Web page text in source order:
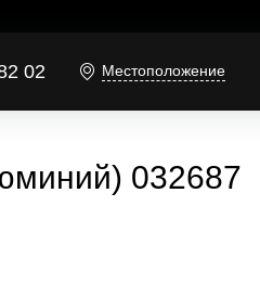
Местоположение
02
032687